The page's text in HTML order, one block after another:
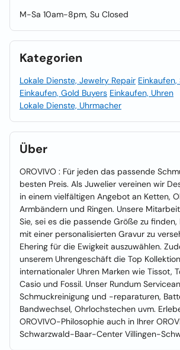
M-Sa 10am-8pm, Su Closed
Kategorien
Lokale Dienste, Jewelry Repair
Einkaufen, Gold Buyers Einkaufen, Uhren
Lokale Dienste, Uhrmacher
Über
OROVIVO : Für jeden das passende
besten Preis. Als Juwelier vereinen wir
in einem vielfältigen Angebot an Ketten,
Armbändern und Ringen. Unsere
Sie, sei es die passende Größe zu finden,
mit einer personalisierten Gravur zu
Ehering für die Ewigkeit auszuwählen.
unserem Uhrengeschäft die Top
internationaler Uhren Marken wie Tissot,
Casio und Fossil. Unser Rundum
Schmuckreinigung und -reparaturen,
Bandwechsel, Ohrlochstechen uvm.
OROVIVO-Philosophie auch in Ihrer
Schwarzwald-Baar-Center Villingen-